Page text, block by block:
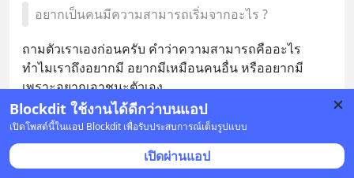
Blockdit ใช้งานได้ดีกว่าบนแอป
เปิดโพสต์นี้ในแอป Blockdit เพื่อรับประสบการณ์เต็มรูปแบบ
เปิดผ่านแอป
อยากเป็นคนมีความสามารถเริ่มจากอะไร ?
ถามตัวเราเองก่อนครับ คำว่าความสามารถคืออะไร
ทำไมเราถึงอยากมี อยากมีเหมือนคนอื่น หรืออยากมี
เพราะอยากเอาชนะตัวเอง
บันทึก